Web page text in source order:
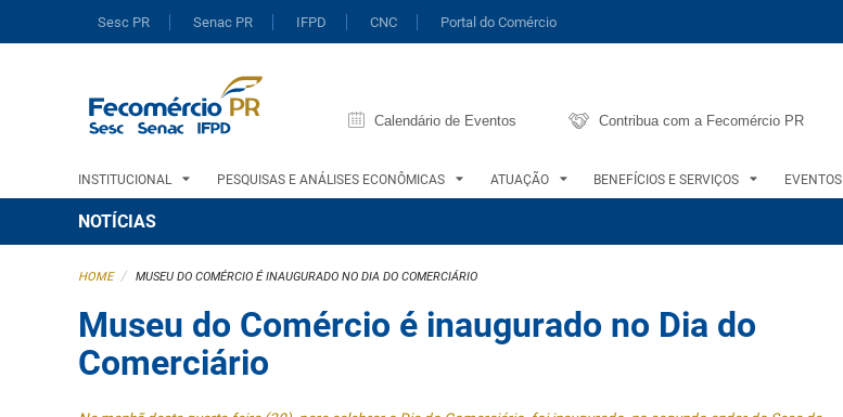
Sesc PR Senac PR IFPD CNC Portal do Comércio
Calendário de Eventos Contribua com a Fecomércio PR
INSTITUCIONAL PESQUISAS E ANÁLISES ECONÔMICAS ATUAÇÃO BENEFÍCIOS E SERVIÇOS EVENTOS
NOTÍCIAS
HOME / MUSEU DO COMÉRCIO É INAUGURADO NO DIA DO COMERCIÁRIO
Museu do Comércio é inaugurado no Dia do
Comerciário